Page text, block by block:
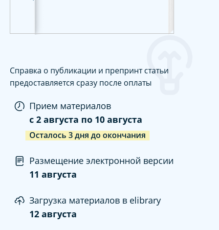
Справка о публикации и препринт статьи
предоставляется сразу после оплаты
Прием материалов
c 2 августа по 10 августа
Осталось 3дня до окончания
Размещение электронной версии
11 августа
Загрузка материалов в elibrary
12 августа